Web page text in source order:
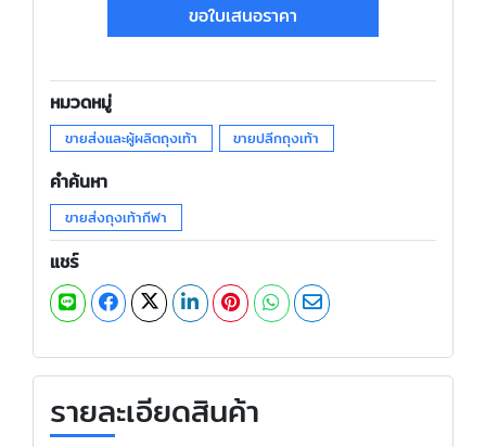
ขอใบเสนอราคา
หมวดหมู่
ขายส่งและผู้ผลิตถุงเท้า ขายปลีกถุงเท้า
คำค้นหา
ขายส่งถุงเท้ากีฬา
แชร์
รายละเอียดสินค้า